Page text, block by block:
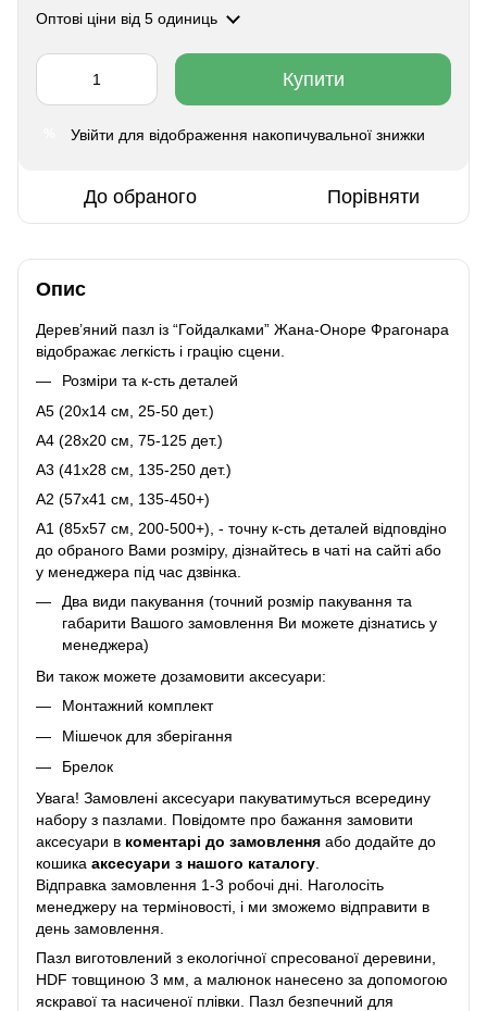
Оптові ціни від 5 одиниць
Купити
Увійти для відображення накопичувальної знижки
До обраного Порівняти
Опис
Дерев’яний пазл із “Гойдалками” Жана-Оноре Фрагонара
відображає легкість і грацію сцени.
Розміри та к-сть деталей
A5 (20х14 см, 25-50 дет.)
A4 (28x20 см, 75-125 дет.)
A3 (41х28 см, 135-250 дет.)
A2 (57х41 см, 135-450+)
A1 (85х57 см, 200-500+), - точну к-сть деталей відповдіно
до обраного Вами розміру, дізнайтесь в чаті на сайті або
у менеджера під час дзвінка.
Два види пакування (точний розмір пакування та
габарити Вашого замовлення Ви можете дізнатись у
менеджера)
Ви також можете дозамовити аксесуари:
Монтажний комплект
Мішечок для зберігання
Брелок
Увага! Замовлені аксесуари пакуватимуться всередину
набору з пазлами. Повідомте про бажання замовити
аксесуари в коментарі до замовлення або додайте до
кошика аксесуари з нашого каталогу
Відправка замовлення 1-3 робочі дні. Наголосіть
менеджеру на терміновості, і ми зможемо відправити в
день замовлення.
Пазл виготовлений з екологічної спресованої деревини,
HDF товщиною 3 мм, а малюнок нанесено за допомогою
яскравої та насиченої плівки. Пазл безпечний для